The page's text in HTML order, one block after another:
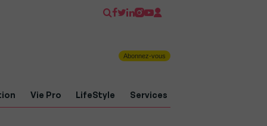
Abonnez-vous
Vie Pro LifeStyle Services